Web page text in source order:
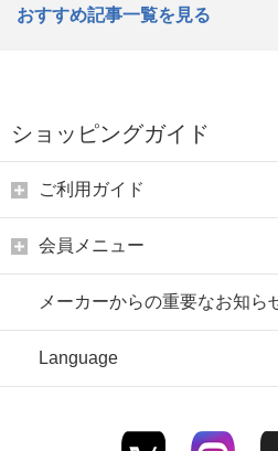
おすすめ記事一覧を見る
ショッピングガイド
ご利用ガイド
会員メニュー
メーカーからの重要なお知ら
Language